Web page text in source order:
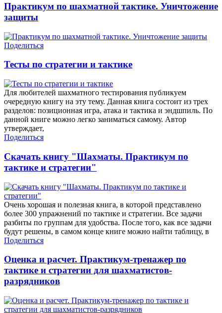
Практикум по шахматной тактике. Уничтожение
защиты
Поделиться
Тесты по стратегии и тактике
Для любителей шахматного тестирования публикуем
очередную книгу на эту тему. Данная книга состоит из трех
разделов: позиционная игра, атака и тактика и эндшпиль. По
данной книге можно легко заниматься самому. Автор
утверждает,
Поделиться
Скачать книгу "Шахматы. Практикум по
тактике и стратегии"
Очень хорошая и полезная книга, в которой представлено
более 300 упражнений по тактике и стратегии. Все задачи
разбиты по группам для удобства. После того, как все задачи
будут решены, в самом конце книге можно найти таблицу, в
Поделиться
Оценка и расчет. Практикум-тренажер по
тактике и стратегии для шахматистов-
разрядников